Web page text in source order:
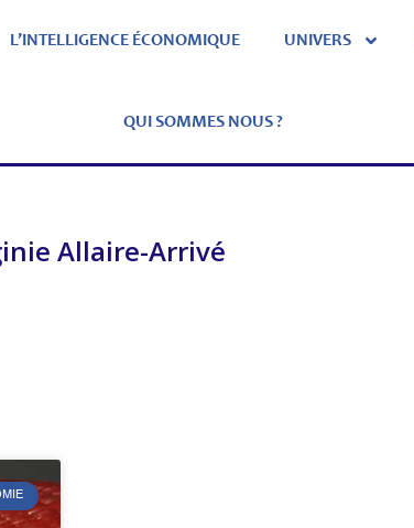
L’INTELLIGENCE ÉCONOMIQUE UNIVERS
QUI SOMMES NOUS ?
Allaire-Arrivé